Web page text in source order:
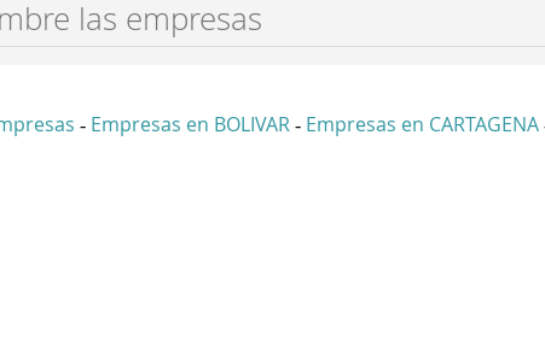
- Empresas en BOLIVAR - Empresas en CARTAGENA